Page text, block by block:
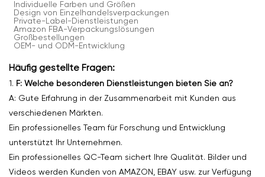
Individuelle Farben und Größen
Design von Einzelhandelsverpackungen
Private-Label-Dienstleistungen
Amazon FBA-Verpackungslösungen
Großbestellungen
OEM- und ODM-Entwicklung
Häufig gestellte Fragen:
1. F: Welche besonderen Dienstleistungen bieten Sie an?
A: Gute Erfahrung in der Zusammenarbeit mit Kunden aus
verschiedenen Märkten.
Ein professionelles Team für Forschung und Entwicklung
unterstützt Ihr Unternehmen.
Ein professionelles QC-Team sichert Ihre Qualität. Bilder und
Videos werden Kunden von AMAZON, EBAY usw. zur Verfügung